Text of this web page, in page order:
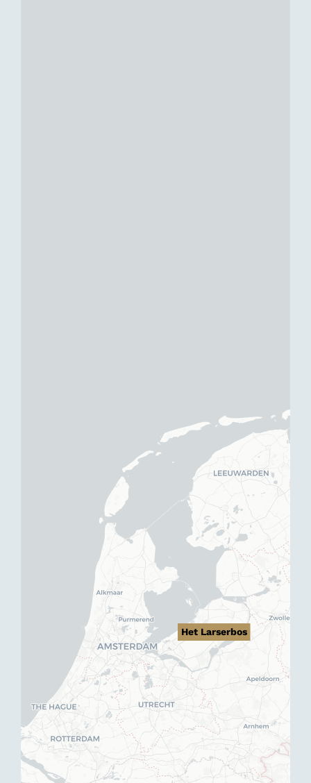
Het Larserbos